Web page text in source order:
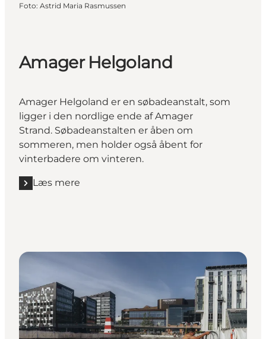
Foto: Astrid Maria Rasmussen
Amager Helgoland
Amager Helgoland er en søbadeanstalt, som
ligger i den nordlige ende af Amager
Strand. Søbadeanstalten er åben om
sommeren, men holder også åbent for
vinterbadere om vinteren.
Læs mere
Læs mere "Amager Helgoland"